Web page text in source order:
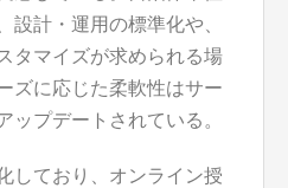
設計・運用の標準化や、
タマイズが求められる場
ズに応じた柔軟性はサー
ップデートされている。
しており、オンライン授